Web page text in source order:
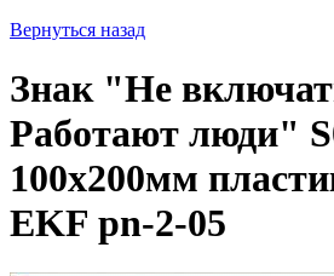
Вернуться назад
Знак "Не
Работают люди"
100х200мм
EKF pn-2-05